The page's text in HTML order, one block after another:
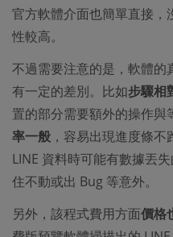
官方軟體介面也簡單直接，
性較高。
不過需要注意的是，軟體的
有一定的差別。比如步驟相
置的部分需要額外的操作與
率一般 ，容易出現進度條
LINE 資料時可能有數據丟
住不動或出 Bug 等意外。
另外，該程式費用方面價格